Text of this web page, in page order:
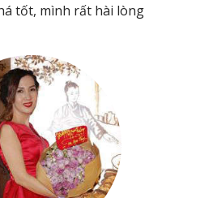
tốt, mình rất hài lòng